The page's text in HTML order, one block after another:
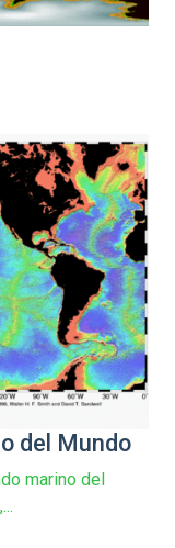
del Mundo
marino del